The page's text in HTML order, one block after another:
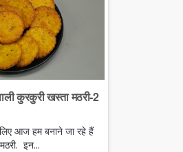
कुरकुरी खस्ता मठरी-2
आज हम बनाने जा रहे हैं
इन...